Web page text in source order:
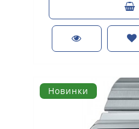
Новинки